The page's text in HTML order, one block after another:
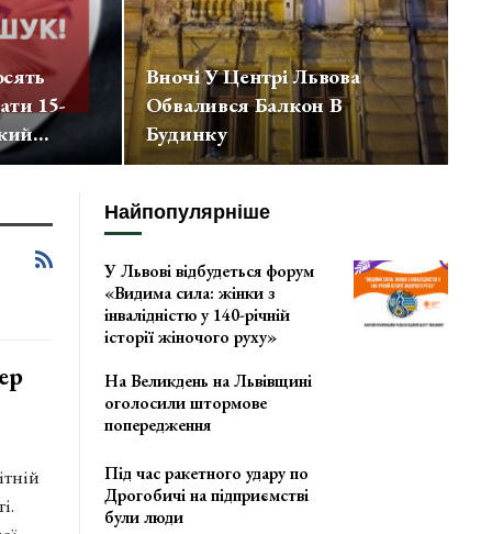
15-
Вночі У Центрі Львова
Обвалився Балкон В
Будинку
Найпопулярніше
У Львові відбудеться форум
«Видима сила: жінки з
інвалідністю у 140-річній
історії жіночого руху»
На Великдень на Львівщині
оголосили штормове
попередження
Під час ракетного удару по
Дрогобичі на підприємстві
були люди